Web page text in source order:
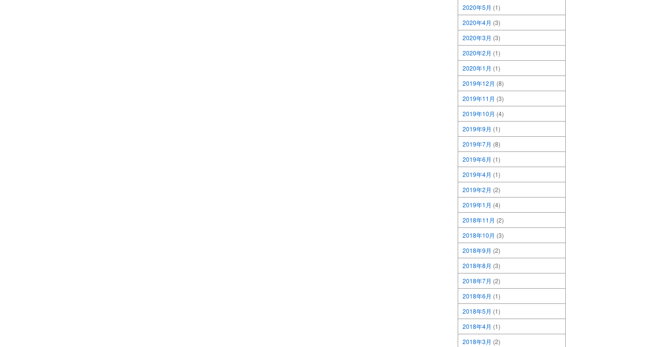
2020年5月 (1)
2020年4月 (3)
2020年3月 (3)
2020年2月 (1)
2020年1月 (1)
2019年12月 (8)
2019年11月 (3)
2019年10月 (4)
2019年9月 (1)
2019年7月 (8)
2019年6月 (1)
2019年4月 (1)
2019年2月 (2)
2019年1月 (4)
2018年11月 (2)
2018年10月 (3)
2018年9月 (2)
2018年8月 (3)
2018年7月 (2)
2018年6月 (1)
2018年5月 (1)
2018年4月 (1)
2018年3月 (2)